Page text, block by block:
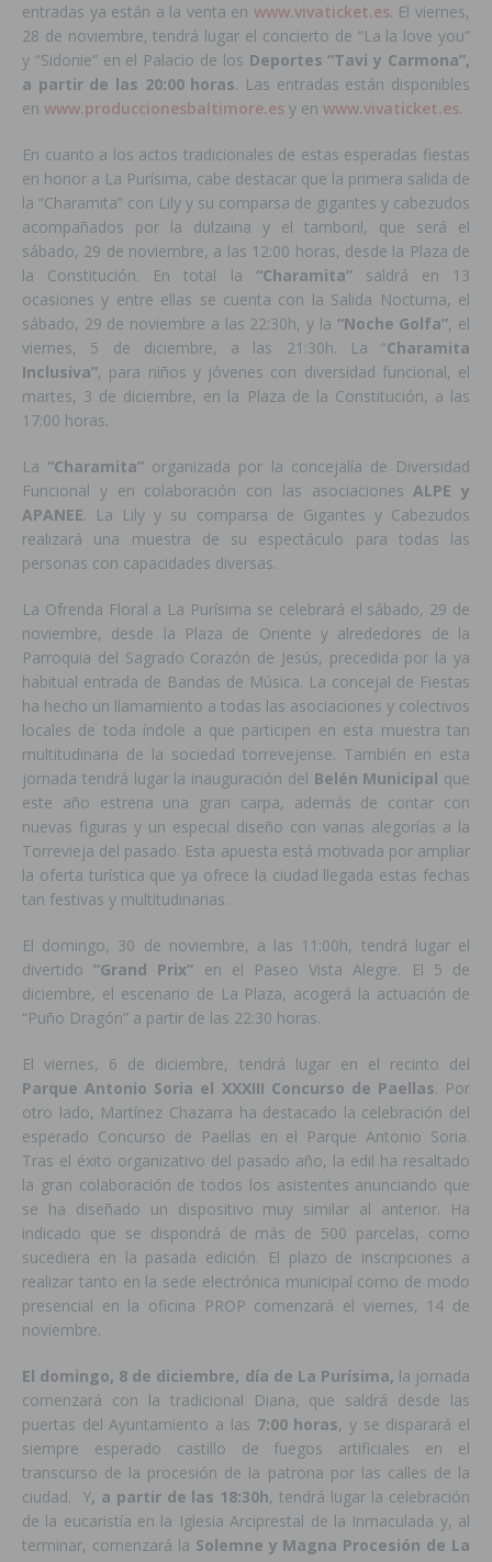
entradas ya están a la venta en www.vivaticket.es. El viernes,
28 de noviembre, tendrá lugar el concierto de “La la love you”
y “Sidonie” en el Palacio de los Deportes “Tavi y Carmona”,
a partir de las 20:00 horas. Las entradas están disponibles
en www.produccionesbaltimore.es y en www.vivaticket.es.
En cuanto a los actos tradicionales de estas esperadas fiestas
en honor a La Purísima, cabe destacar que la primera salida de
la “Charamita” con Lily y su comparsa de gigantes y cabezudos
acompañados por la dulzaina y el tamboril, que será el
sábado, 29 de noviembre, a las 12:00 horas, desde la Plaza de
la Constitución. En total la “Charamita”saldrá en 13
ocasiones y entre ellas se cuenta con la Salida Nocturna, el
sábado, 29 de noviembre a las 22:30h, y la “Noche Golfa”, el
viernes, 5 de diciembre, a las 21:30h. La “Charamita
Inclusiva”, para niños y jóvenes con diversidad funcional, el
martes, 3 de diciembre, en la Plaza de la Constitución, a las
17:00 horas.
La“Charamita” organizada por la concejalía de Diversidad
Funcional y en colaboración con las asociacionesALPE y
APANEE. La Lily y su comparsa de Gigantes y Cabezudos
realizará una muestra de su espectáculo para todas las
personas con capacidades diversas.
La Ofrenda Floral a La Purísima se celebrará el sábado, 29 de
noviembre, desde la Plaza de Oriente y alrededores de la
Parroquia del Sagrado Corazón de Jesús, precedida por la ya
habitual entrada de Bandas de Música. La concejal de Fiestas
ha hecho un llamamiento a todas las asociaciones y colectivos
locales de toda índole a que participen en esta muestra tan
multitudinaria de la sociedad torrevejense. También en esta
jornada tendrá lugar la inauguración del Belén Municipal que
este año estrena una gran carpa, además de contar con
nuevas figuras y un especial diseño con varias alegorías a la
Torrevieja del pasado. Esta apuesta está motivada por ampliar
la oferta turística que ya ofrece la ciudad llegada estas fechas
tan festivas y multitudinarias.
El domingo, 30 de noviembre, a las 11:00h, tendrá lugar el
divertido“Grand Prix” en el Paseo Vista Alegre. El 5 de
diciembre, el escenario de La Plaza, acogerá la actuación de
“Puño Dragón” a partir de las 22:30 horas.
El viernes, 6 de diciembre, tendrá lugar en el recinto del
Parque Antonio Soria el XXXIII Concurso de Paellas. Por
otro lado, Martínez Chazarra ha destacado la celebración del
esperado Concurso de Paellas en el Parque Antonio Soria.
Tras el éxito organizativo del pasado año, la edil ha resaltado
la gran colaboración de todos los asistentes anunciando que
se ha diseñado un dispositivo muy similar al anterior. Ha
indicado que se dispondrá de más de 500 parcelas, como
sucediera en la pasada edición. El plazo de inscripciones a
realizar tanto en la sede electrónica municipal como de modo
presencial en la oficina PROP comenzará el viernes, 14 de
noviembre.
El domingo, 8 de diciembre, día de La Purísima, la jornada
comenzará con la tradicional Diana, que saldrá desde las
puertas del Ayuntamiento a las 7:00 horas, y se disparará el
siempre esperado castillo de fuegos artificiales en el
transcurso de la procesión de la patrona por las calles de la
ciudad. Y, a partir de las 18:30h, tendrá lugar la celebración
de la eucaristía en la Iglesia Arciprestal de la Inmaculada y, al
terminar, comenzará la Solemne y Magna Procesión de La